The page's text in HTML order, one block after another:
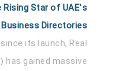
Star of UAE’s
Business Directories
its launch, Real
has gained massive